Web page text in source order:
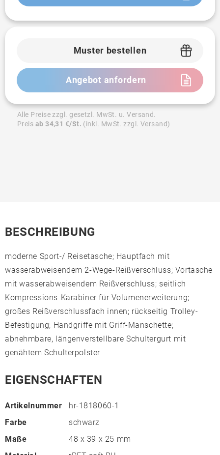
Muster bestellen
Angebot anfordern
Alle Preise zzgl. gesetzl. MwSt. u. Versand.
Preis ab 34,31 €/St. (inkl. MwSt. zzgl. Versand)
BESCHREIBUNG
moderne Sport-/ Reisetasche; Hauptfach mit
wasserabweisendem 2-Wege-Reißverschluss; Vortasche
mit wasserabweisendem Reißverschluss; seitlich
Kompressions-Karabiner für Volumenerweiterung;
großes Reißverschlussfach innen; rückseitig Trolley-
Befestigung; Handgriffe mit Griff-Manschette;
abnehmbare, längenverstellbare Schultergurt mit
genähtem Schulterpolster
EIGENSCHAFTEN
Artikelnummer
hr-1818060-1
Farbe
schwarz
Maße
48 x 39 x 25 mm